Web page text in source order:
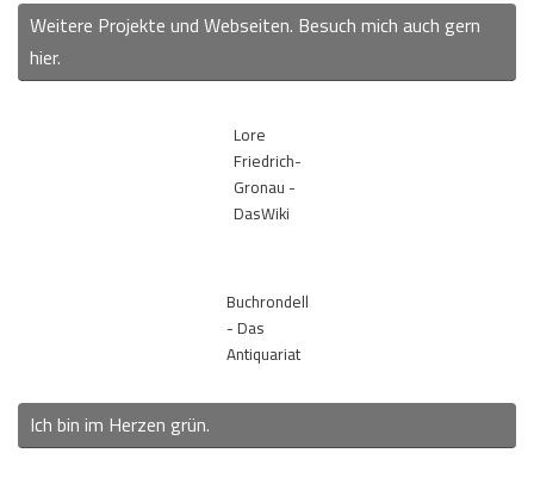
Weitere Projekte und Webseiten. Besuch mich auch gern
hier.
Lore
Friedrich-
Gronau -
DasWiki
Buchrondell
- Das
Antiquariat
Ich bin im Herzen grün.